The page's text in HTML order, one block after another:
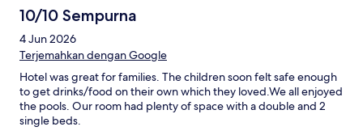
10/10 Sempurna
4 Jun 2026
Terjemahkan dengan Google
Hotel was great for families. The children soon felt safe enough
to get drinks/food on their own which they loved.We all enjoyed
the pools. Our room had plenty of space with a double and 2
single beds.